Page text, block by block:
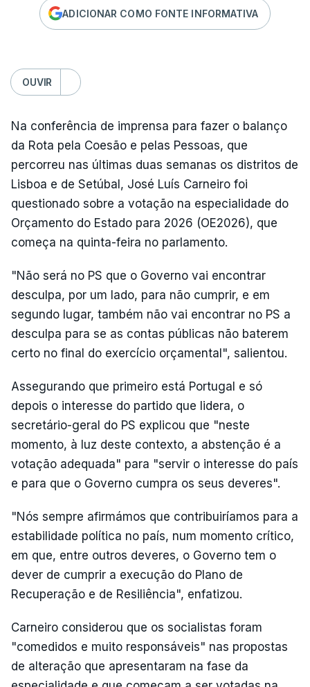
ADICIONAR COMO FONTE INFORMATIVA
OUVIR
Na conferência de imprensa para fazer o balanço
da Rota pela Coesão e pelas Pessoas, que
percorreu nas últimas duas semanas os distritos de
Lisboa e de Setúbal, José Luís Carneiro foi
questionado sobre a votação na especialidade do
Orçamento do Estado para 2026 (OE2026), que
começa na quinta-feira no parlamento.
"Não será no PS que o Governo vai encontrar
desculpa, por um lado, para não cumprir, e em
segundo lugar, também não vai encontrar no PS a
desculpa para se as contas públicas não baterem
certo no final do exercício orçamental", salientou.
Assegurando que primeiro está Portugal e só
depois o interesse do partido que lidera, o
secretário-geral do PS explicou que "neste
momento, à luz deste contexto, a abstenção é a
votação adequada" para "servir o interesse do país
e para que o Governo cumpra os seus deveres".
"Nós sempre afirmámos que contribuiríamos para a
estabilidade política no país, num momento crítico,
em que, entre outros deveres, o Governo tem o
dever de cumprir a execução do Plano de
Recuperação e de Resiliência", enfatizou.
Carneiro considerou que os socialistas foram
"comedidos e muito responsáveis" nas propostas
de alteração que apresentaram na fase da